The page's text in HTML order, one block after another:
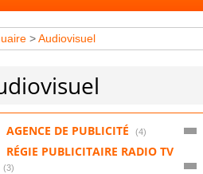
>Audiovisuel
AGENCE DE PUBLICITÉ (4)
RÉGIE PUBLICITAIRE RADIO TV
(3)